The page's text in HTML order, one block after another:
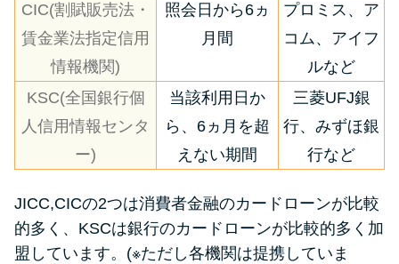
CIC(割賦販売法・
賃金業法指定信用
情報機関)
照会日から6ヵ
月間
プロミス、ア
コム、アイフ
ルなど
KSC(全国銀行個
人信用情報センタ
ー)
当該利用日か
ら、6ヵ月を超
えない期間
三菱UFJ銀
行、みずほ銀
行など
JICC,CICの2つは消費者金融のカードローンが比較
的多く、KSCは銀行のカードローンが比較的多く加
盟しています。(※ただし各機関は提携していま